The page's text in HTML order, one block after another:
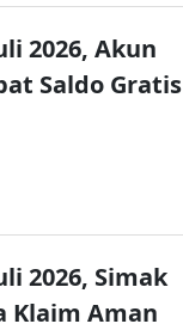
2026, Akun
Saldo Gratis
2026, Simak
Klaim Aman